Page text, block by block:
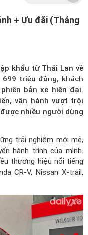
+ Ưu đãi (Tháng
khẩu từ Thái Lan về
triệu đồng, khách
bản xe hiện đại.
vận hành vượt trội
nhiều người dùng
trải nghiệm mới mẻ,
hành trình của mình.
thương hiệu nổi tiếng
CR-V, Nissan X-trail,